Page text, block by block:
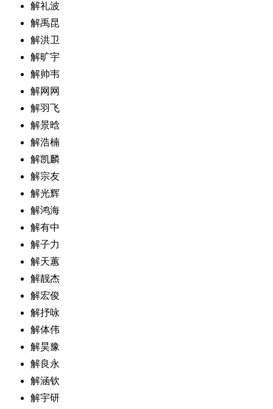
解礼波
解禹昆
解洪卫
解旷宇
解帅韦
解网网
解羽飞
解景晗
解浩楠
解凯麟
解宗友
解光辉
解鸿海
解有中
解子力
解天蕙
解靓杰
解宏俊
解抒咏
解体伟
解昊豫
解良永
解涵钦
解宇研